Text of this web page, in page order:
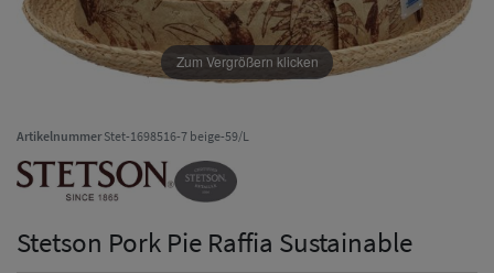
Zum Vergrößern klicken
ArtikelnummerStet-1698516-7 beige-59/L
Stetson Pork Pie Raffia Sustainable